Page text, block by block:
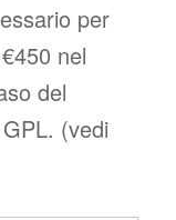
per
nel
del
(vedi